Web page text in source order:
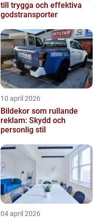
till trygga och effektiva
godstransporter
10 april 2026
Bildekor som rullande
reklam: Skydd och
personlig stil
04 april 2026